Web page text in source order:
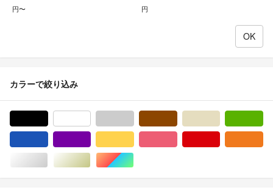
円〜 円
カラーで絞り込み
シルバー/銀色系ゴールド/金色系マルチカラー